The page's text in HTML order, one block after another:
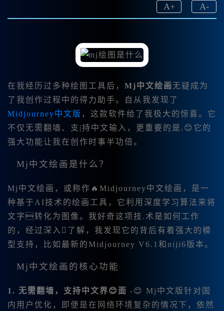
A-
A+
在我经历过多种绘图工具后， Mj中文绘画无疑成为
了我创作过程中的得力助手。自从我发现了
Midjourney中文版 ，这款软件给了我极大的惊喜。它
不仅无需翻墙、支|持中文输入，更重要的是.😊它的
强大功能让我在创作时事半功倍。
Mj中文绘画是什么？
Mj中文绘画，或称作🔥Midjourney中文绘画，是一
种基于AI技术的绘画工具，它利用深度学习算法来将
文字转化为图像。我好奇这项技.术是如何工作
的，经过深入了解，我发现它的背后有着强大的模
型支持，比如最新的Midjourney V6.1和niji6版本。
Mj中文绘画的核心功能
1. 无需翻墙，支持中文界😊面 -😊 Mj中文版针对国
内用户优化，即便是在网络环境复杂的情况下，依然